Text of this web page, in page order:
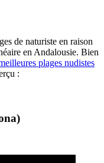
de naturiste en raison
en Andalousie. Bien
plages nudistes
: